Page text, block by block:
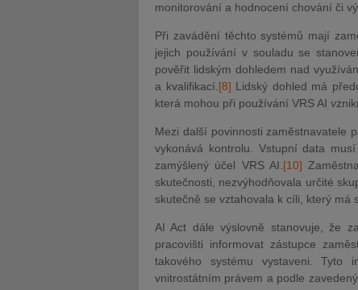
monitorování a hodnocení chování či
Při zavádění těchto systémů mají
jejich používání v souladu se
pověřit lidským dohledem nad
a kvalifikací. [8] Lidský dohled má
která mohou při používání VRS AI
Mezi další povinnosti zaměstnavatele
vykonává kontrolu. Vstupní data
zamýšlený účel VRS AI. [10]
skutečnosti, nezvýhodňovala určité
skutečně se vztahovala k cíli, který má
AI Act dále výslovně stanovuje, že
pracovišti informovat zástupce
takového systému vystaveni.
vnitrostátním právem a podle